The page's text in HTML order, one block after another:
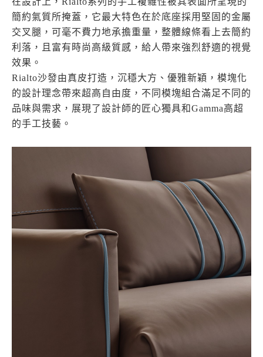
簡約氣質所掩蓋，它最大特色在於底座採用堅固的金屬
交叉腿，可毫不費力地承擔重量，整體線條看上去簡約
利落，且富有時尚高級質感，給人帶來強烈舒適的視覺
效果。
Rialto沙發由真皮打造，沉穩大方、優雅新穎，模塊化
的設計理念帶來超高自由度，不同模塊組合滿足不同的
品味與需求，展現了設計師的匠心獨具和Gamma高超
的手工技藝。